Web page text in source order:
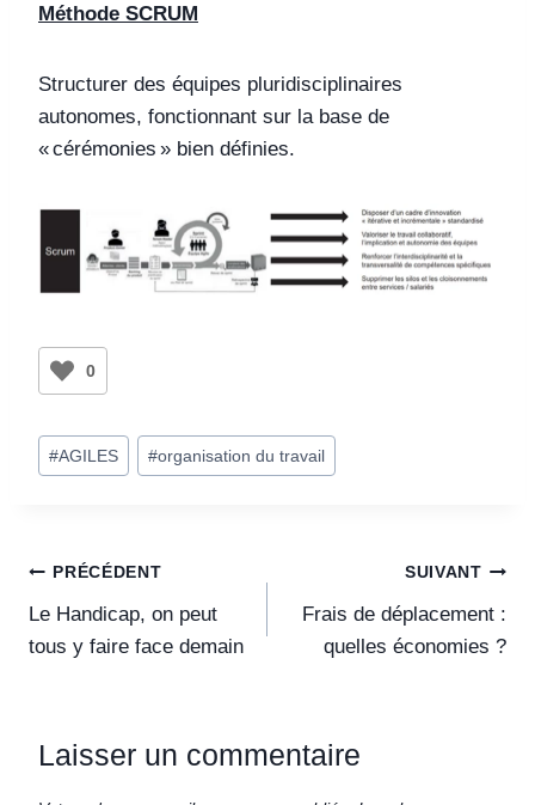
Méthode SCRUM
Structurer des équipes pluridisciplinaires
autonomes, fonctionnant sur la base de
« cérémonies » bien définies.
0
#AGILES #organisation du travail
PRÉCÉDENT
Le Handicap, on peut
tous y faire face demain
SUIVANT
Frais de déplacement :
quelles économies ?
Laisser un commentaire